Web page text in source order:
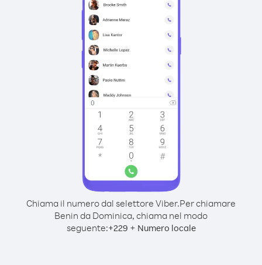
Chiama il numero dal selettore Viber.Per chiamare
Benin da Dominica, chiama nel modo
seguente:+229 + Numero locale